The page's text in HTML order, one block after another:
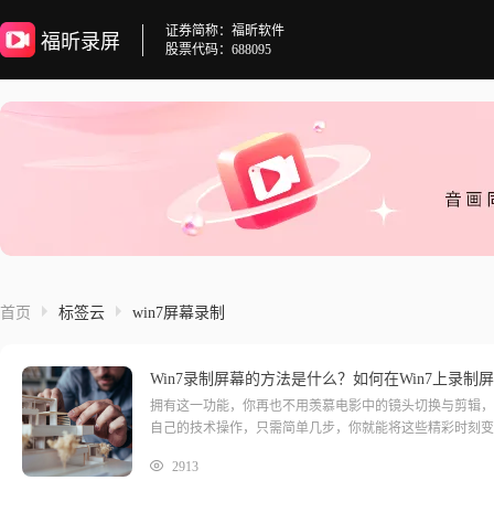
福昕录屏
证券简称：福昕软件
股票代码：688095
首页 标签云 win7屏幕录制
Win7录制屏幕的方法是什么？如何在Win7上录制
拥有这一功能，你再也不用羡慕电影中的镜头切换与剪辑
自己的技术操作，只需简单几步，你就能将这些精彩时刻
统
2913